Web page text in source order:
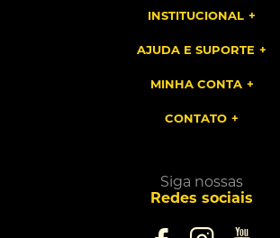
INSTITUCIONAL
AJUDA E SUPORTE
MINHA CONTA
CONTATO
Siga nossas
Redes sociais